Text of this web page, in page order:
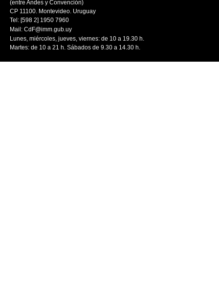
(entre Andes y Convención)
CP 11100. Montevideo. Uruguay
Tel: [598 2] 1950 7960
Mail: CdF@imm.gub.uy
Lunes, miércoles, jueves, viernes: de 10 a 19.30 h.
Martes: de 10 a 21 h. Sábados de 9.30 a 14.30 h.